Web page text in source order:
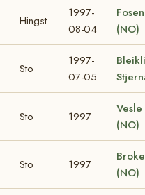
Hingst
1997-
08-04
(NO)
Sto
1997-
07-05
Bleikli
Sto 1997
(NO)
Sto 1997
(NO)